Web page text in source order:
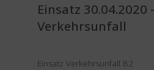
Einsatz 30.04.2020
Verkehrsunfall
Einsatz Verkehrsunfall B2